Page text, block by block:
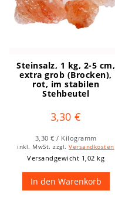
Steinsalz, 1 kg, 2-5 cm,
extra grob (Brocken),
rot, im stabilen
Stehbeutel
3,30 €
3,30 € / Kilogramm
inkl. MwSt. zzgl.Versandkosten
Versandgewicht 1,02 kg
In den Warenkorb